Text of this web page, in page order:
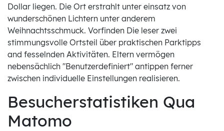
Dollar liegen. Die Ort erstrahlt unter einsatz von
wunderschönen Lichtern unter anderem
Weihnachtsschmuck. Vorfinden Die leser zwei
stimmungsvolle Ortsteil über praktischen Parktipps
and fesselnden Aktivitäten. Eltern vermögen
nebensächlich "Benutzerdefiniert" antippen ferner
zwischen individuelle Einstellungen realisieren.
Besucherstatistiken Qua
Matomo